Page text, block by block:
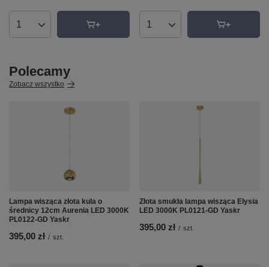
Ilość produktów Ilość produktów
Polecamy
Zobacz wszystko
Lampa wisząca złota kula o
średnicy 12cm Aurenia LED 3000K
PL0122-GD Yaskr
395,00 zł / szt.
Złota smukła lampa wisząca Elysia
LED 3000K PL0121-GD Yaskr
395,00 zł / szt.